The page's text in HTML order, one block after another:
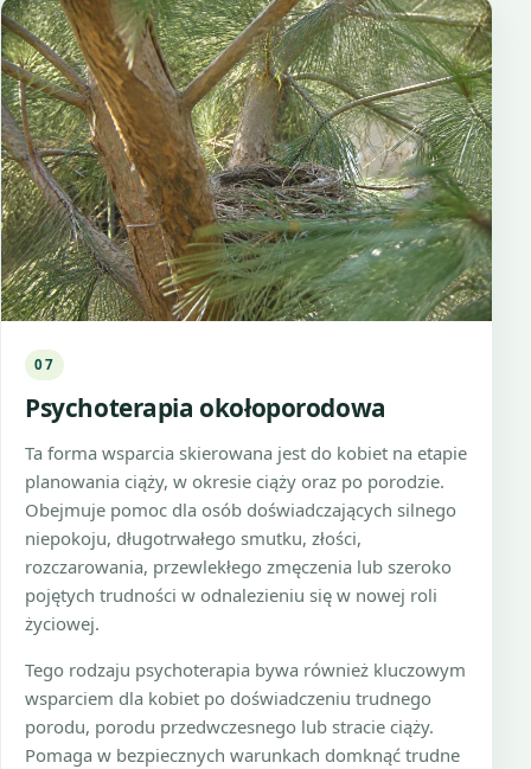
07
Psychoterapia okołoporodowa
Ta forma wsparcia skierowana jest do kobiet na etapie
planowania ciąży, w okresie ciąży oraz po porodzie.
Obejmuje pomoc dla osób doświadczających silnego
niepokoju, długotrwałego smutku, złości,
rozczarowania, przewlekłego zmęczenia lub szeroko
pojętych trudności w odnalezieniu się w nowej roli
życiowej.
Tego rodzaju psychoterapia bywa również kluczowym
wsparciem dla kobiet po doświadczeniu trudnego
porodu, porodu przedwczesnego lub stracie ciąży.
Pomaga w bezpiecznych warunkach domknąć trudne